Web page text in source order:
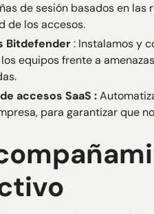
de sesión basados en las
de los accesos.
Bitdefender: Instalamos y
equipos frente a
accesos SaaS :
para garantizar que